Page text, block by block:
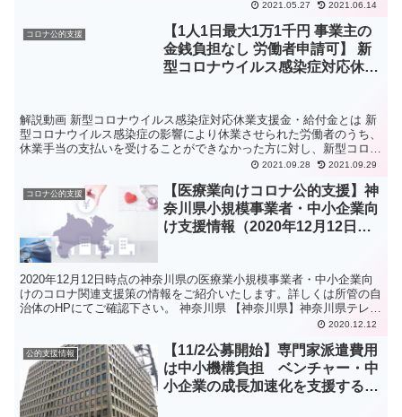
す。 解説動画 働き方改革推進支援助成金（労働時間短縮・...
2021.05.27 2021.06.14
コロナ公的支援
【1人1日最大1万1千円 事業主の
金銭負担なし 労働者申請可】 新
型コロナウイルス感染症対応休業
解説動画 新型コロナウイルス感染症対応休業支援金・給付金とは 新
型コロナウイルス感染症の影響により休業させられた労働者のうち、
休業手当の支払いを受けることができなかった方に対し、新型コロナ
ウイルス感染症対応休業支援金・給付金を支給します。 ...
2021.09.28 2021.09.29
コロナ公的支援
【医療業向けコロナ公的支援】神
奈川県小規模事業者・中小企業向
け支援情報（2020年12月12日更
2020年12月12日時点の神奈川県の医療業小規模事業者・中小企業向
けのコロナ関連支援策の情報をご紹介いたします。詳しくは所管の自
治体のHPにてご確認下さい。 神奈川県 【神奈川県】神奈川県テレワ
2020.12.12
公的支援情報
【11/2公募開始】専門家派遣費用
は中小機構負担 ベンチャー・中
小企業の成長加速化を支援するア